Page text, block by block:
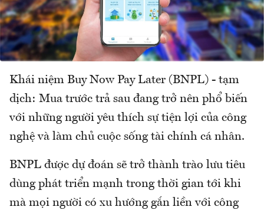
Khái niệm Buy Now Pay Later (BNPL) - tạm
dịch: Mua trước trả sau đang trở nên phổ biến
với những người yêu thích sự tiện lợi của công
nghệ và làm chủ cuộc sống tài chính cá nhân.
BNPL được dự đoán sẽ trở thành trào lưu tiêu
dùng phát triển mạnh trong thời gian tới khi
mà mọi người có xu hướng gắn liền với công